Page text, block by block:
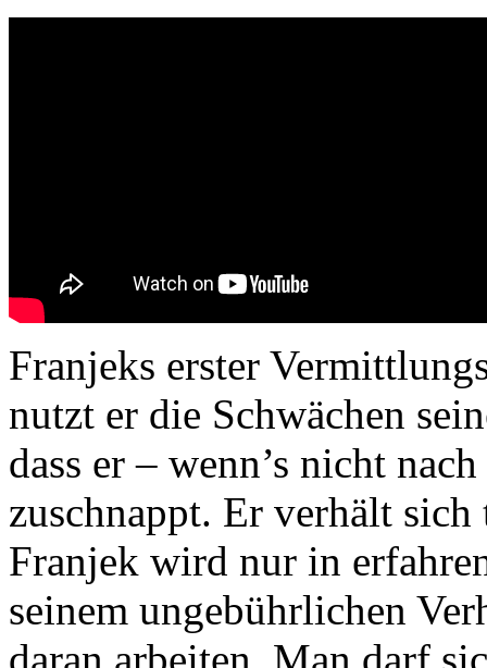
Franjeks erster
nutzt er die Schwächen
dass er – wenn’s nicht
zuschnappt. Er verhält
Franjek wird nur in
seinem ungebührlichen